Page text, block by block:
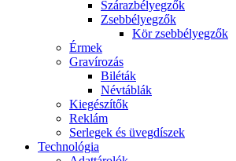
Szárazbélyegzők
Zsebbélyegzők
Kör zsebbélyegzők
Érmek
Gravírozás
Biléták
Névtáblák
Kiegészítők
Reklám
Serlegek és üvegdíszek
Technológia